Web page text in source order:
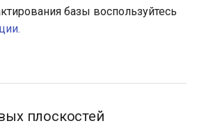
базы воспользуйтесь
плоскостей